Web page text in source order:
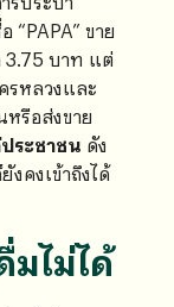
ขาย
3.75 บาท แต่
รหลวงและ
รือส่งขาย
ระชาชน ดัง
คงเข้าถึงได้
มไม่ได้